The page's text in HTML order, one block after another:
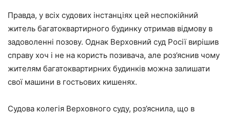
Правда, у всіх судових інстанціях цей неспокійний
житель багатоквартирного будинку отримав відмову в
задоволенні позову. Однак Верховний суд Росії вирішив
справу хоч і не на користь позивача, але роз’яснив чому
жителям багатоквартирних будинків можна залишати
свої машини в гостьових кишенях.
Судова колегія Верховного суду, роз’яснила, що в